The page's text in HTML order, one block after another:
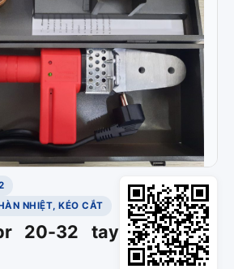
NHIỆT, KÉO CẮT
20-32 tay